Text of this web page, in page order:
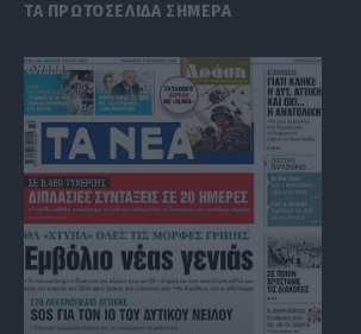
ΤΑ ΠΡΩΤΟΣΕΛΙΔΑ ΣΗΜΕΡΑ